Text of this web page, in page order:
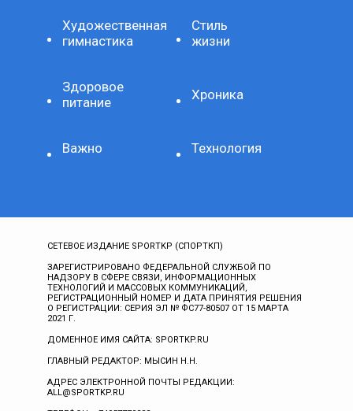
Художественная
гимнастика
Стиль
жизни
Здоровое
питание
Хроника
Важно Технология
СЕТЕВОЕ ИЗДАНИЕ SPORTKP (СПОРТКП)
ЗАРЕГИСТРИРОВАНО ФЕДЕРАЛЬНОЙ СЛУЖБОЙ ПО
НАДЗОРУ В СФЕРЕ СВЯЗИ, ИНФОРМАЦИОННЫХ
ТЕХНОЛОГИЙ И МАССОВЫХ КОММУНИКАЦИЙ,
РЕГИСТРАЦИОННЫЙ НОМЕР И ДАТА ПРИНЯТИЯ РЕШЕНИЯ
О РЕГИСТРАЦИИ: СЕРИЯ ЭЛ № ФС77-80507 ОТ 15 МАРТА
2021 Г.
ДОМЕННОЕ ИМЯ САЙТА: SPORTKP.RU
ГЛАВНЫЙ РЕДАКТОР: МЫСИН Н.Н.
АДРЕС ЭЛЕКТРОННОЙ ПОЧТЫ РЕДАКЦИИ:
ALL@SPORTKP.RU